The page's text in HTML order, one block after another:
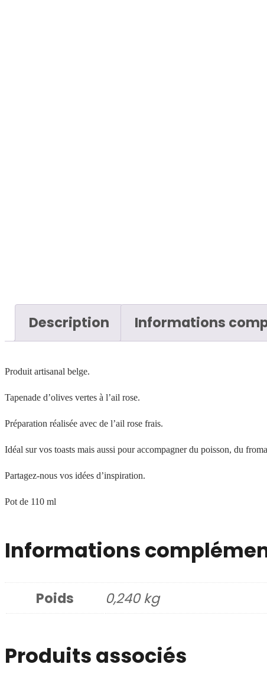
Description Informations
Produit artisanal belge.
Tapenade d’olives vertes à l’ail rose.
Préparation réalisée avec de l’ail rose frais.
Idéal sur vos toasts mais aussi pour accompagner du poisson, du
Partagez-nous vos idées d’inspiration.
Pot de 110 ml
Informations
Poids 0,240 kg
Produits associés